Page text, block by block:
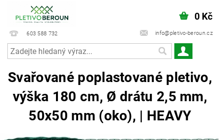
603 588 732 info@pletivo-beroun.cz
0 Kč
Svařované poplastované pletivo,
výška 180 cm, Ø drátu 2,5 mm,
50x50 mm (oko), | HEAVY